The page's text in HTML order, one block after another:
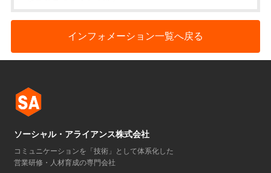
インフォメーション一覧へ戻る
ソーシャル・アライアンス株式会社
コミュニケーションを「技術」として体系化した
営業研修・人材育成の専門会社